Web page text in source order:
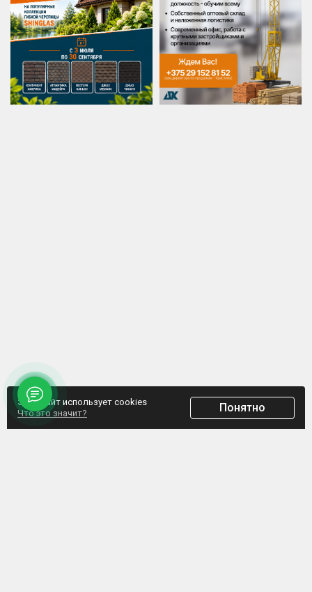
Этот сайт использует cookies
Что это значит?
Понятно